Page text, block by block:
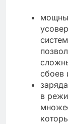
сбоев
в